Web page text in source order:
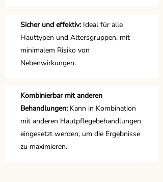
Sicher und effektiv: Ideal für alle
Hauttypen und Altersgruppen, mit
minimalem Risiko von
Nebenwirkungen.
Kombinierbar mit anderen
Behandlungen: Kann in Kombination
mit anderen Hautpflegebehandlungen
eingesetzt werden, um die Ergebnisse
zu maximieren.